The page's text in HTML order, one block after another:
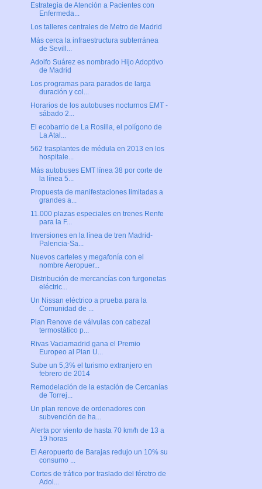
Estrategia de Atención a Pacientes con
Enfermeda...
Los talleres centrales de Metro de Madrid
Más cerca la infraestructura subterránea
de Sevill...
Adolfo Suárez es nombrado Hijo Adoptivo
de Madrid
Los programas para parados de larga
duración y col...
Horarios de los autobuses nocturnos EMT -
sábado 2...
El ecobarrio de La Rosilla, el polígono de
La Atal...
562 trasplantes de médula en 2013 en los
hospitale...
Más autobuses EMT línea 38 por corte de
la línea 5...
Propuesta de manifestaciones limitadas a
grandes a...
11.000 plazas especiales en trenes Renfe
para la F...
Inversiones en la línea de tren Madrid-
Palencia-Sa...
Nuevos carteles y megafonía con el
nombre Aeropuer...
Distribución de mercancías con furgonetas
eléctric...
Un Nissan eléctrico a prueba para la
Comunidad de ...
Plan Renove de válvulas con cabezal
termostático p...
Rivas Vaciamadrid gana el Premio
Europeo al Plan U...
Sube un 5,3% el turismo extranjero en
febrero de 2014
Remodelación de la estación de Cercanías
de Torrej...
Un plan renove de ordenadores con
subvención de ha...
Alerta por viento de hasta 70 km/h de 13 a
19 horas
El Aeropuerto de Barajas redujo un 10% su
consumo ...
Cortes de tráfico por traslado del féretro de
Adol...